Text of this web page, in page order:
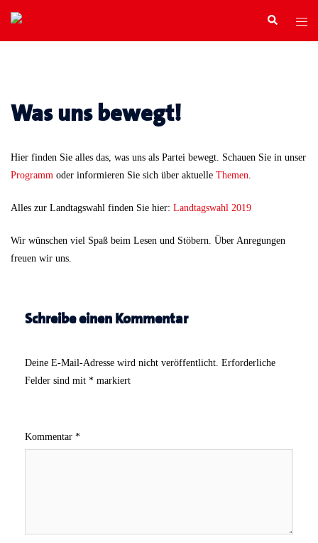
Zum
Inhalt
springen
Search
Was uns bewegt!
Hier finden Sie alles das, was uns als Partei bewegt. Schauen Sie in unser
Programm oder informieren Sie sich über aktuelle Themen
Alles zur Landtagswahl finden Sie hier: Landtagswahl 2019
Wir wünschen viel Spaß beim Lesen und Stöbern. Über Anregungen
freuen wir uns.
Schreibe einen Kommentar
Deine E-Mail-Adresse wird nicht veröffentlicht. Erforderliche
Felder sind mit * markiert
Kommentar *